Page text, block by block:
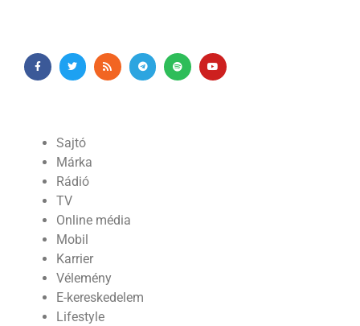
Sajtó
Márka
Rádió
TV
Online média
Mobil
Karrier
Vélemény
E-kereskedelem
Lifestyle